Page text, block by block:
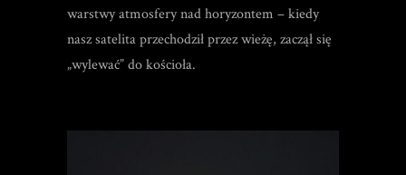
warstwy atmosfery nad horyzontem – kiedy
nasz satelita przechodził przez wieżę, zaczął się
„wylewać” do kościoła.